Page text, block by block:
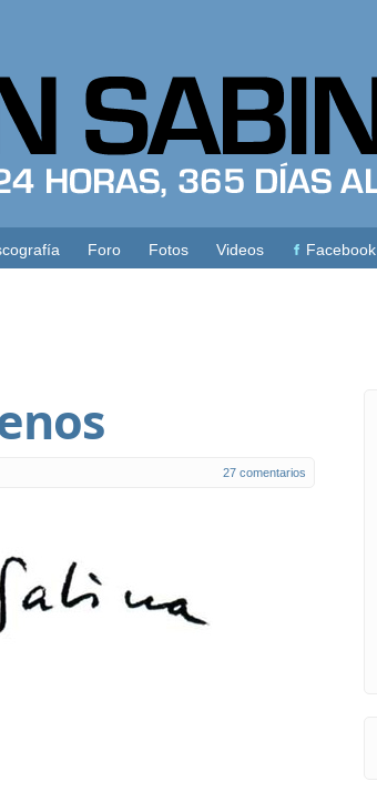
Foro Fotos Videos Facebook
27 comentarios